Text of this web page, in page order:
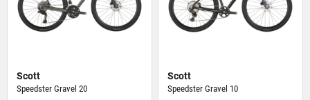
Scott
Speedster Gravel 20
Scott
Speedster Gravel 10